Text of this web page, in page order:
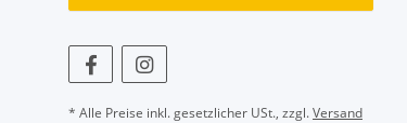
* Alle Preise inkl. gesetzlicher USt., zzgl.Versand